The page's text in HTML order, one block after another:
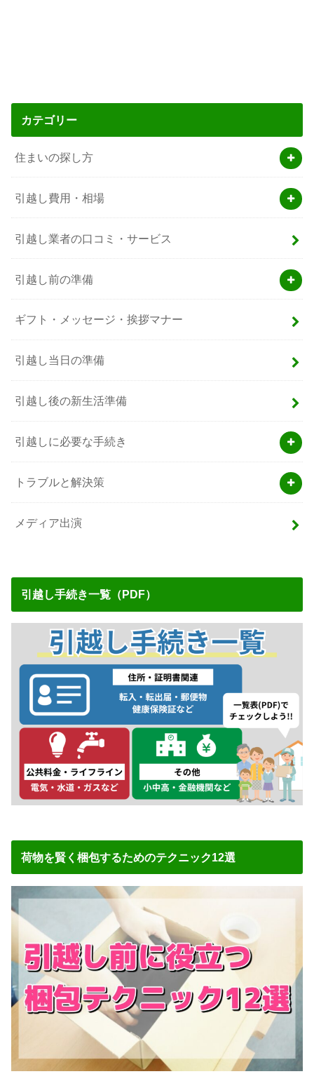
カテゴリー
住まいの探し方
引越し費用・相場
引越し業者の口コミ・サービス
引越し前の準備
ギフト・メッセージ・挨拶マナー
引越し当日の準備
引越し後の新生活準備
引越しに必要な手続き
トラブルと解決策
メディア出演
引越し手続き一覧（PDF）
荷物を賢く梱包するためのテクニック12選